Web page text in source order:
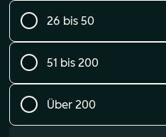
26 bis 50
51 bis 200
Über 200